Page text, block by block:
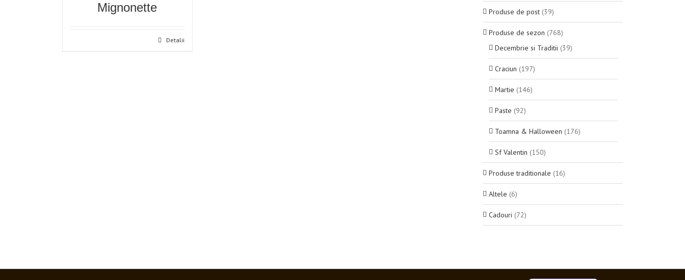
Mignonette
Detalii
Produse de post (39)
Produse de sezon (768)
Decembrie si Traditii (39)
Craciun (197)
Martie (146)
Paste (92)
Toamna & Halloween (176)
Sf Valentin (150)
Produse traditionale (16)
Altele (6)
Cadouri (72)